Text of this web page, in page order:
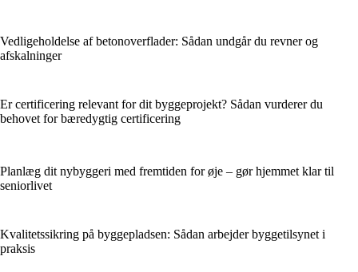
Vedligeholdelse af betonoverflader: Sådan undgår du revner og
afskalninger
Er certificering relevant for dit byggeprojekt? Sådan vurderer du
behovet for bæredygtig certificering
Planlæg dit nybyggeri med fremtiden for øje – gør hjemmet klar til
seniorlivet
Kvalitetssikring på byggepladsen: Sådan arbejder byggetilsynet i
praksis